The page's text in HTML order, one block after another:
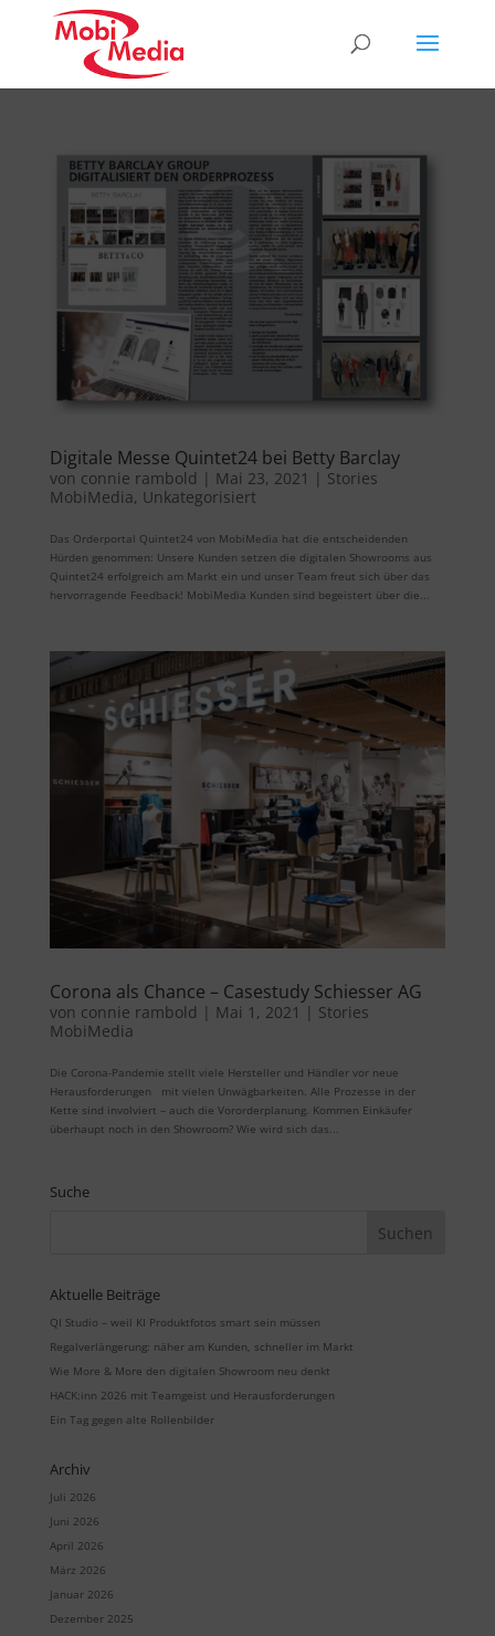
Digitale Messe Quintet24 bei Betty Barclay
von connie rambold | Mai 23, 2021 | Stories
MobiMedia, Unkategorisiert
Das Orderportal Quintet24 von MobiMedia hat die entscheidenden
Hürden genommen: Unsere Kunden setzen die digitalen Showrooms aus
Quintet24 erfolgreich am Markt ein und unser Team freut sich über das
hervorragende Feedback! MobiMedia Kunden sind begeistert über die...
Corona als Chance – Casestudy Schiesser AG
von connie rambold | Mai 1, 2021 | Stories
MobiMedia
Die Corona-Pandemie stellt viele Hersteller und Händler vor neue
Herausforderungen mit vielen Unwägbarkeiten. Alle Prozesse in der
Kette sind involviert – auch die Vororderplanung. Kommen Einkäufer
überhaupt noch in den Showroom? Wie wird sich das...
Suche
Aktuelle Beiträge
QI Studio – weil KI Produktfotos smart sein müssen
Regalverlängerung: näher am Kunden, schneller im Markt
Wie More & More den digitalen Showroom neu denkt
HACK:inn 2026 mit Teamgeist und Herausforderungen
Ein Tag gegen alte Rollenbilder
Archiv
Juli 2026
Juni 2026
April 2026
März 2026
Januar 2026
Dezember 2025